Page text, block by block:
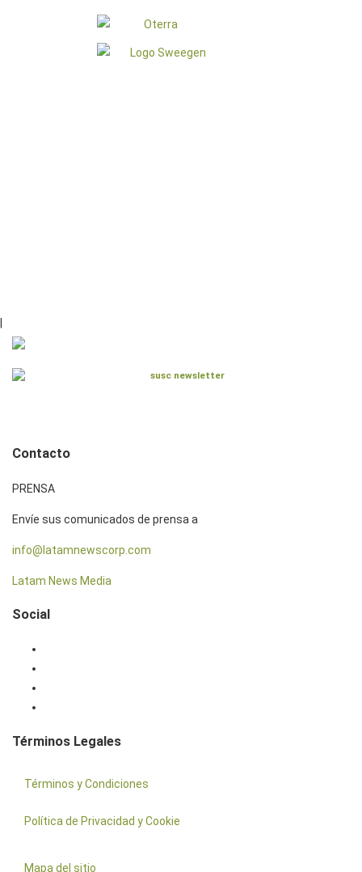
Contacto
PRENSA
Envíe sus comunicados de prensa a
info@latamnewscorp.com
Latam News Media
Social
Términos Legales
Términos y Condiciones
Política de Privacidad y Cookie
Mapa del sitio